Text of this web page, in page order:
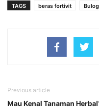
TAGS beras fortivit
Previous article
Mau Kenal Tanaman